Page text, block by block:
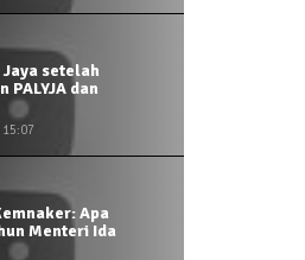
setelah
dan
15:07
Apa
Menteri Ida